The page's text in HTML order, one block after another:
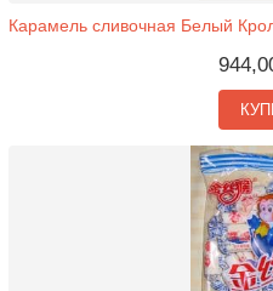
Карамель сливочная Белый